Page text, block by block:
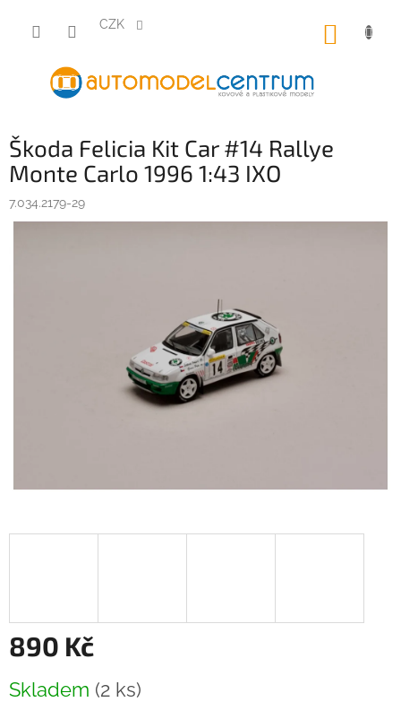
obsah
CZK
Škoda Felicia Kit Car #14 Rallye
Monte Carlo 1996 1:43 IXO
7.034.2179-29
890 Kč
cena:
Skladem (2 ks)